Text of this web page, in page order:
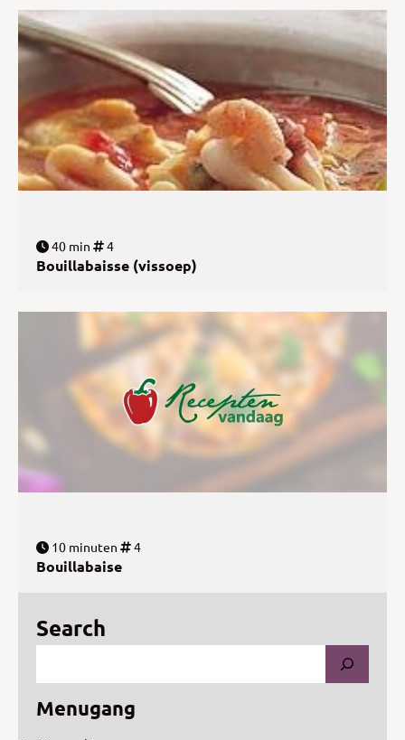
40 min 4
Bouillabaisse (vissoep)
10 minuten 4
Bouillabaise
Search
Menugang